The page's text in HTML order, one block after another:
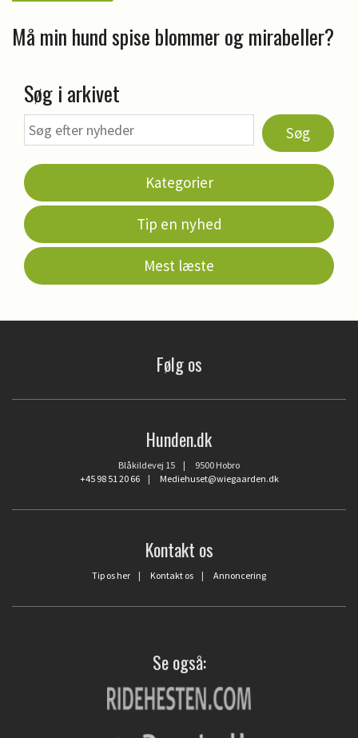
Må min hund spise blommer og mirabeller?
Søg i arkivet
Søg
Kategorier
Tip en nyhed
Mest læste
Følg os
Hunden.dk
Blåkildevej 15 | 9500 Hobro
+45 98 51 20 66| Mediehuset@wiegaarden.dk
Kontakt os
Tip os her | Kontakt os | Annoncering
Se også: